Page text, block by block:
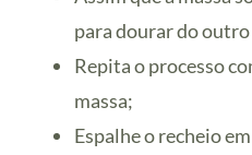
para dourar do
Repita o processo
massa;
Espalhe o recheio